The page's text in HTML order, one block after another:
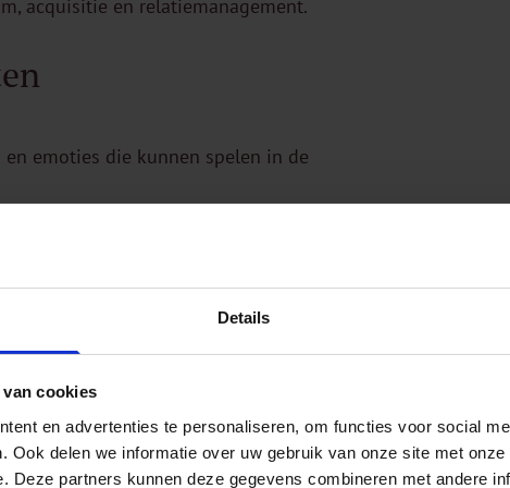
Details
cookies
en advertenties te personaliseren, om functies voor social
Ook delen we informatie over uw gebruik van onze site met
Deze partners kunnen deze gegevens combineren met andere
acquisitie en relatiemanagement.
emoties die kunnen spelen in de
jij de vertaalslag naar praktische oplossingen;
zowel in Nederlands als Engels
en neemt verantwoordelijkheid.
praktijk;